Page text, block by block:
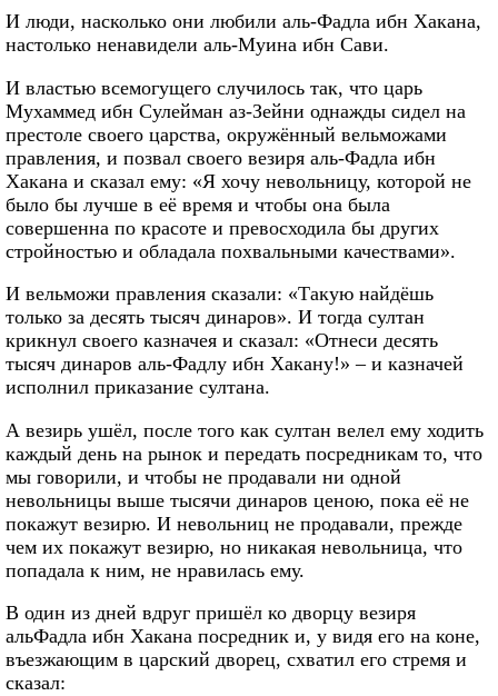
И люди, насколько они любили аль-Фадла ибн Хакана,
настолько ненавидели аль-Муина ибн Сави.
И властью всемогущего случилось так, что царь
Мухаммед ибн Сулейман аз-Зейни однажды сидел на
престоле своего царства, окружённый вельможами
правления, и позвал своего везиря аль-Фадла ибн
Хакана и сказал ему: «Я хочу невольницу, которой не
было бы лучше в её время и чтобы она была
совершенна по красоте и превосходила бы других
стройностью и обладала похвальными качествами».
И вельможи правления сказали: «Такую найдёшь
только за десять тысяч динаров». И тогда султан
крикнул своего казначея и сказал: «Отнеси десять
тысяч динаров аль-Фадлу ибн Хакану!» – и казначей
исполнил приказание султана.
А везирь ушёл, после того как султан велел ему ходить
каждый день на рынок и передать посредникам то, что
мы говорили, и чтобы не продавали ни одной
невольницы выше тысячи динаров ценою, пока её не
покажут везирю. И невольниц не продавали, прежде
чем их покажут везирю, но никакая невольница, что
попадала к ним, не нравилась ему.
В один из дней вдруг пришёл ко дворцу везиря
альФадла ибн Хакана посредник и, у видя его на коне,
въезжающим в царский дворец, схватил его стремя и
сказал: